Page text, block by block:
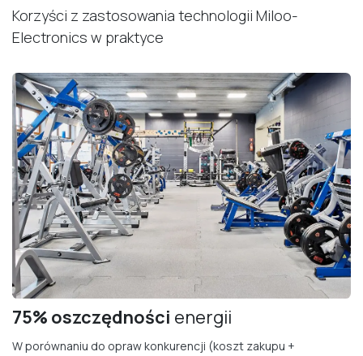
Korzyści z zastosowania technologii Miloo-
Electronics w praktyce
75% oszczędności energii
W porównaniu do opraw konkurencji (koszt zakupu +